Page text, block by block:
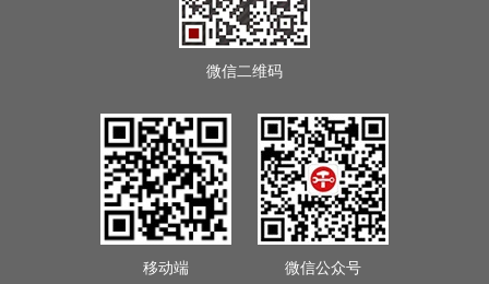
微信二维码
移动端 微信公众号